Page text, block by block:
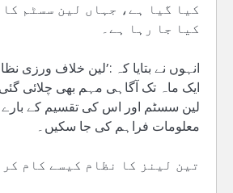
کیا گیا ہے، جہاں لین سسٹم
کیا جا رہا ہے۔
انہوں نے بتایا کہ :’لین خلاف ورزی
ایک ماہ تک آگاہی مہم بھی چلائی
لین سسٹم اور اس کی تقسیم کے
معلومات فراہم کی جا سکیں۔
تین لینز کا نظام کیسے کام